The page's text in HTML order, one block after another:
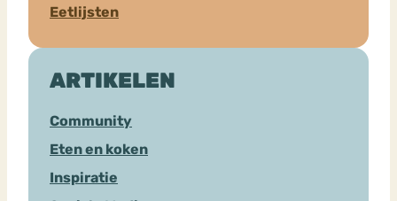
Eetlijsten
ARTIKELEN
Community
Eten en koken
Inspiratie